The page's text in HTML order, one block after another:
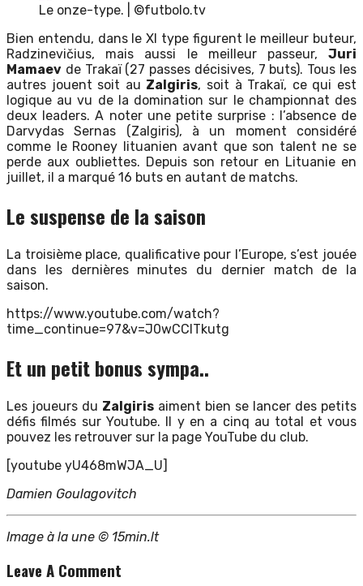
Le onze-type. | ©futbolo.tv
Bien entendu, dans le XI type figurent le meilleur buteur,
Radzinevičius, mais aussi le meilleur passeur, Juri
Mamaev de Trakaï (27 passes décisives, 7 buts). Tous les
autres jouent soit au Zalgiris, soit à Trakaï, ce qui est
logique au vu de la domination sur le championnat des
deux leaders. A noter une petite surprise : l’absence de
Darvydas Sernas (Zalgiris), à un moment considéré
comme le Rooney lituanien avant que son talent ne se
perde aux oubliettes. Depuis son retour en Lituanie en
juillet, il a marqué 16 buts en autant de matchs.
Le suspense de la saison
La troisième place, qualificative pour l’Europe, s’est jouée
dans les dernières minutes du dernier match de la
saison.
https://www.youtube.com/watch?
time_continue=97&v=J0wCCITkutg
Et un petit bonus sympa..
Les joueurs du Zalgiris aiment bien se lancer des petits
défis filmés sur Youtube. Il y en a cinq au total et vous
pouvez les retrouver sur la page YouTube du club.
[youtube yU468mWJA_U]
Damien Goulagovitch
Image à la une © 15min.lt
Leave A Comment